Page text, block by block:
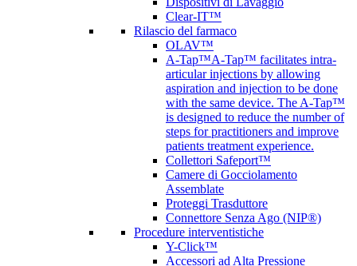
Clear-IT™
Rilascio del farmaco
OLAV™
A-Tap™A-Tap™ facilitates intra-
articular injections by allowing
aspiration and injection to be done
with the same device. The A-Tap™
is designed to reduce the number of
steps for practitioners and improve
patients treatment experience.
Collettori Safeport™
Camere di Gocciolamento
Assemblate
Proteggi Trasduttore
Connettore Senza Ago (NIP®)
Procedure interventistiche
Y-Click™
Accessori ad Alta Pressione